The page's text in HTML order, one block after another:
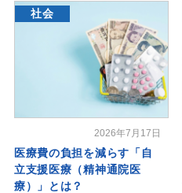
社会
2026年7月17日
医療費の負担を減らす「自
立支援医療（精神通院医
療）」とは？